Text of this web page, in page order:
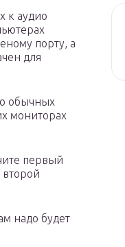
к аудио
порту, а
для
обычных
мониторах
первый
второй
надо будет